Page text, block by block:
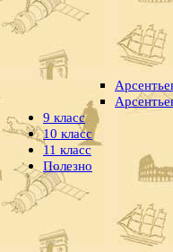
9 класс
10 класс
11 класс
Полезно